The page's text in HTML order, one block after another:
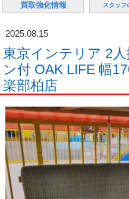
買取強化情報 スタッフ
2025.08.15
東京インテリア 2
ン付 OAK LIFE 幅
楽部柏店